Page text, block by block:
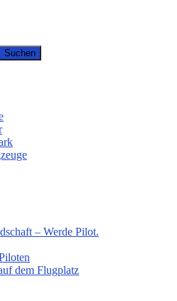
– Werde Pilot.
dem Flugplatz